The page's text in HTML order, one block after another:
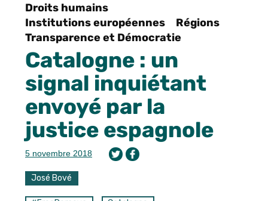
Droits humains
Institutions européennes
Régions
Transparence et Démocratie
Catalogne : un
signal inquiétant
envoyé par la
justice espagnole
5 novembre 2018
José Bové